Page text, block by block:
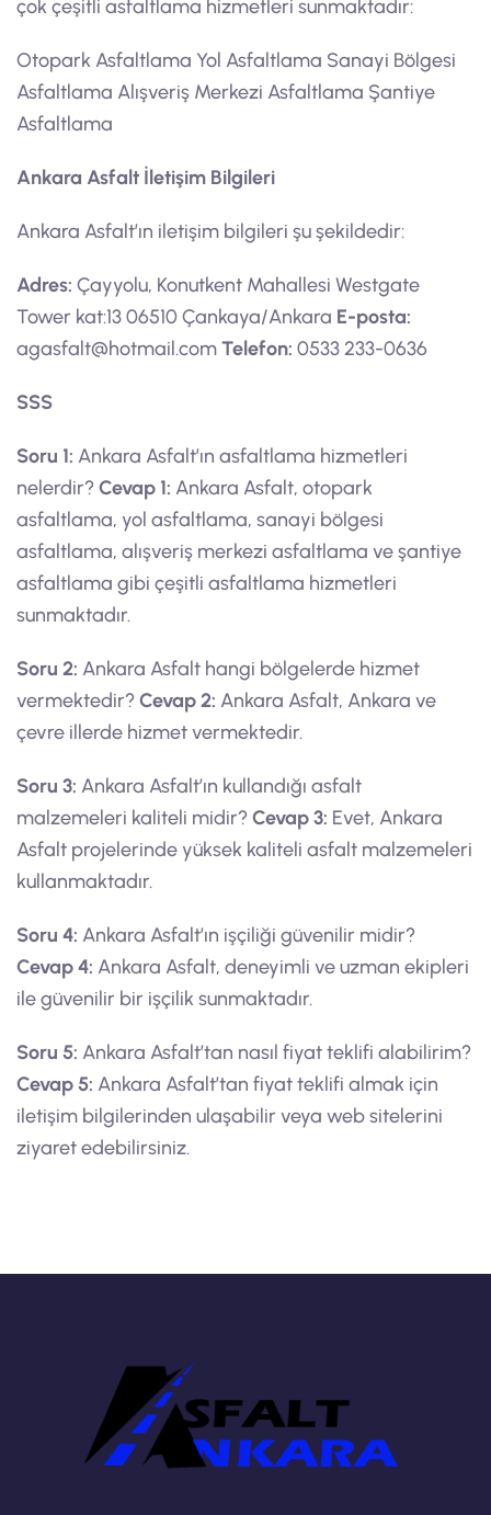
çok çeşitli asfaltlama hizmetleri sunmaktadır:
Otopark Asfaltlama Yol Asfaltlama Sanayi Bölgesi
Asfaltlama Alışveriş Merkezi Asfaltlama Şantiye
Asfaltlama
Ankara Asfalt İletişim Bilgileri
Ankara Asfalt’ın iletişim bilgileri şu şekildedir:
Adres: Çayyolu, Konutkent Mahallesi Westgate
Tower kat:13 06510 Çankaya/Ankara E-posta:
agasfalt@hotmail.comTelefon: 0533 233-0636
SSS
Soru 1: Ankara Asfalt’ın asfaltlama hizmetleri
nelerdir? Cevap 1: Ankara Asfalt, otopark
asfaltlama, yol asfaltlama, sanayi bölgesi
asfaltlama, alışveriş merkezi asfaltlama ve şantiye
asfaltlama gibi çeşitli asfaltlama hizmetleri
sunmaktadır.
Soru 2: Ankara Asfalt hangi bölgelerde hizmet
vermektedir? Cevap 2: Ankara Asfalt, Ankara ve
çevre illerde hizmet vermektedir.
Soru 3: Ankara Asfalt’ın kullandığı asfalt
malzemeleri kaliteli midir? Cevap 3: Evet, Ankara
Asfalt projelerinde yüksek kaliteli asfalt malzemeleri
kullanmaktadır.
Soru 4: Ankara Asfalt’ın işçiliği güvenilir midir?
Cevap 4: Ankara Asfalt, deneyimli ve uzman ekipleri
ile güvenilir bir işçilik sunmaktadır.
Soru 5: Ankara Asfalt’tan nasıl fiyat teklifi alabilirim?
Cevap 5: Ankara Asfalt’tan fiyat teklifi almak için
iletişim bilgilerinden ulaşabilir veya web sitelerini
ziyaret edebilirsiniz.